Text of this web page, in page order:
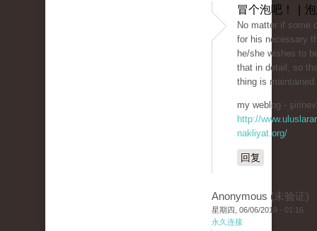
冒个泡吧！ |
No matter if some
for his necessary
he/she wishes to
that in detail, so
thing is maintained
my weblog -
http://
nakliyat.org/
回复
Anonymous (未验证)
星期四, 06/06/2019 - 01:16
永久连接